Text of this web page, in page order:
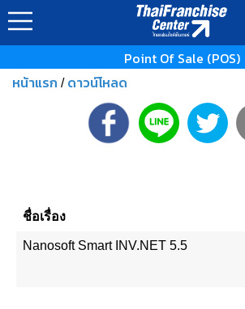
Point Of Sale (POS)
หน้าแรก / ดาวน์โหลด
ชื่อเรื่อง
Nanosoft Smart INV.NET 5.5